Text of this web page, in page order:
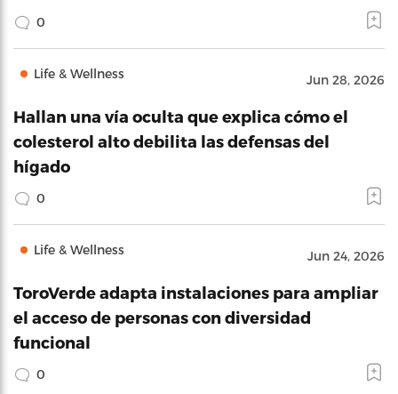
0
Life & Wellness Jun 28, 2026
Hallan una vía oculta que explica cómo el
colesterol alto debilita las defensas del
hígado
0
Life & Wellness Jun 24, 2026
ToroVerde adapta instalaciones para ampliar
el acceso de personas con diversidad
funcional
0